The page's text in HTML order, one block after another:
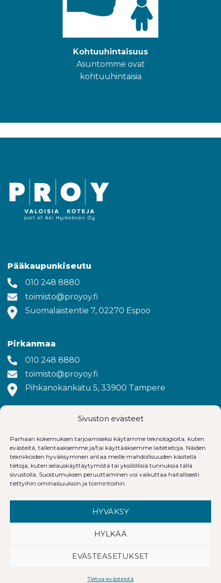
Sivuston evästeet
Parhaan kokemuksen tarjoamiseksi käytämme teknologioita, kuten
evästeitä, tallentaaksemme ja/tai käyttääksemme laitetietoja. Näiden
tekniikoiden hyväksyminen antaa meille mahdollisuuden käsitellä
tietoja, kuten selauskäyttäytymistä tai yksilöllisiä tunnuksia tällä
sivustolla. Suostumuksen peruuttaminen voi vaikuttaa haitallisesti
tiettyihin ominaisuuksiin ja toimintoihin.
HYVÄKSY
HYLKÄÄ
EVÄSTEASETUKSET
Tietoa evästeistä
Kohtuuhintaisuus
Asuntomme ovat
kohtuuhintaisia
Pääkaupunkiseutu
010 248 8880
toimisto@proyoy.fi
Suomalaistentie 7, 02270 Espoo
Pirkanmaa
010 248 8880
toimisto@proyoy.fi
Pihkanokankatu 5, 33900 Tampere